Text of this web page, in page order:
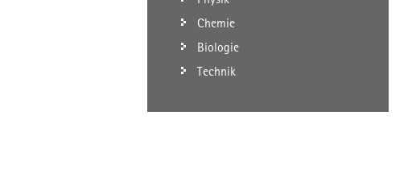
Chemie
Biologie
Technik